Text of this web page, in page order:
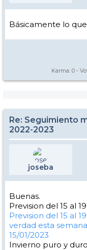
Básicamente lo
Karma: 0 -
Re: Seguimiento
2022-2023
joseba
Buenas.
Prevision del 15 al
Prevision del 15 al
verdad esta
15/01/2023
Invierno puro y